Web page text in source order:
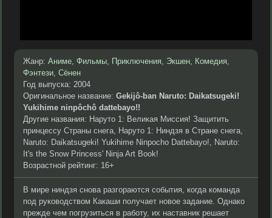
Жанр: Аниме, Фильмы, Приключения, Экшен, Комедия,
Фэнтези, Сёнен
Год выпуска: 2004
Оригинальное название: Gekijô-ban Naruto: Daikatsugeki!
Yukihime ninpôchô dattebayo!!
Другие названия: Наруто 1: Великая Миссия! Защитить
принцессу Страны снега, Наруто 1: Ниндзя в Стране снега,
Naruto: Daikatsugeki! Yukihime Ninpocho Dattebayo!, Naruto:
It's the Snow Princess' Ninja Art Book!
Возрастной рейтинг: 16+
В мире ниндзя снова разгораются события, когда команда
под руководством Какаши получает новое задание. Однако
прежде чем погрузиться в работу, их наставник решает